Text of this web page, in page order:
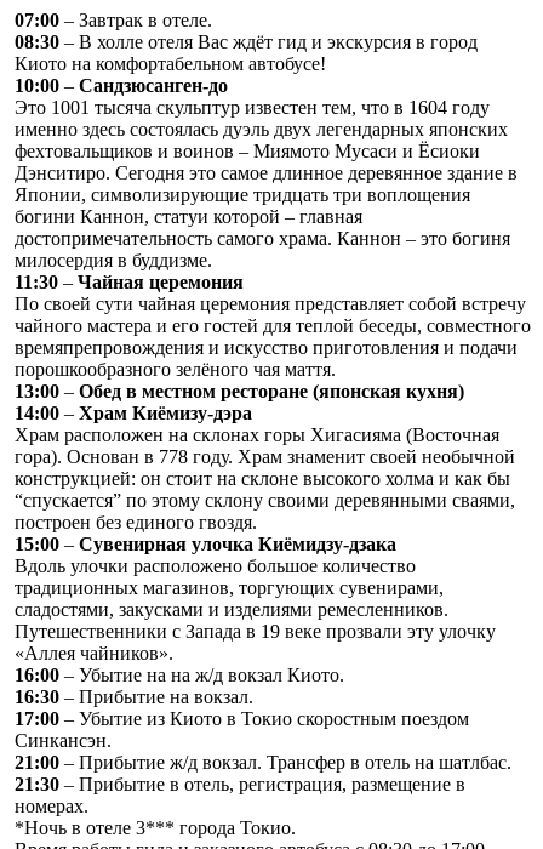
07:00 – Завтрак в отеле.
08:30 – В холле отеля Вас ждёт гид и экскурсия в город
Киото на комфортабельном автобусе!
10:00 – Сандзюсанген-до
Это 1001 тысяча скульптур известен тем, что в 1604 году
именно здесь состоялась дуэль двух легендарных японских
фехтовальщиков и воинов – Миямото Мусаси и Ёсиоки
Дэнситиро. Сегодня это самое длинное деревянное здание в
Японии, символизирующие тридцать три воплощения
богини Каннон, статуи которой – главная
достопримечательность самого храма. Каннон – это богиня
милосердия в буддизме.
11:30 – Чайная церемония
По своей сути чайная церемония представляет собой встречу
чайного мастера и его гостей для теплой беседы, совместного
времяпрепровождения и искусство приготовления и подачи
порошкообразного зелёного чая маття.
13:00 – Обед в местном ресторане (японская кухня)
14:00 – Храм Киёмизу-дэра
Храм расположен на склонах горы Хигасияма (Восточная
гора). Основан в 778 году. Храм знаменит своей необычной
конструкцией: он стоит на склоне высокого холма и как бы
“спускается” по этому склону своими деревянными сваями,
построен без единого гвоздя.
15:00 – Сувенирная улочка Киёмидзу-дзака
Вдоль улочки расположено большое количество
традиционных магазинов, торгующих сувенирами,
сладостями, закусками и изделиями ремесленников.
Путешественники с Запада в 19 веке прозвали эту улочку
«Аллея чайников».
16:00 – Убытие на на ж/д вокзал Киото.
16:30 – Прибытие на вокзал.
17:00 – Убытие из Киото в Токио скоростным поездом
Синкансэн.
21:00 – Прибытие ж/д вокзал. Трансфер в отель на шатлбас.
21:30 – Прибытие в отель, регистрация, размещение в
номерах.
*Ночь в отеле 3*** города Токио.